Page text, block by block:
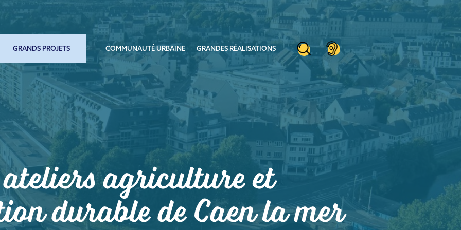
GRANDS PROJETS COMMUNAUTÉ URBAINE GRANDES RÉALISATIONS
agriculture et
durable de Caen la mer